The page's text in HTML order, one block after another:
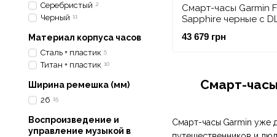
Смарт-
Смарт-часы Garmin уже
Смарт-часы Garmin
Sapphire черные с
кожаным ремешком
43 679 грн
Серебристый 2
Черный 11
Материал корпуса часов
Сталь + пластик 5
Титан + пластик 10
Ширина ремешка (мм)
26 15
Воспроизведение и
управление музыкой в